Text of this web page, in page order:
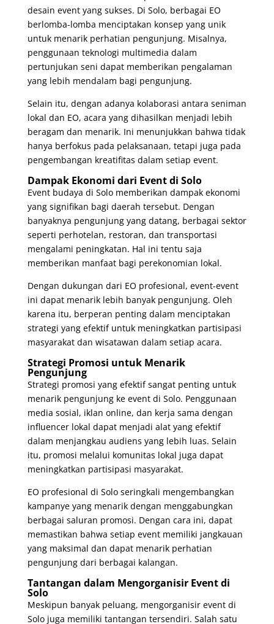
desain event yang sukses. Di Solo, berbagai EO
berlomba-lomba menciptakan konsep yang unik
untuk menarik perhatian pengunjung. Misalnya,
penggunaan teknologi multimedia dalam
pertunjukan seni dapat memberikan pengalaman
yang lebih mendalam bagi pengunjung.
Selain itu, dengan adanya kolaborasi antara seniman
lokal dan EO, acara yang dihasilkan menjadi lebih
beragam dan menarik. Ini menunjukkan bahwa tidak
hanya berfokus pada pelaksanaan, tetapi juga pada
pengembangan kreatifitas dalam setiap event.
Dampak Ekonomi dari Event di Solo
Event budaya di Solo memberikan dampak ekonomi
yang signifikan bagi daerah tersebut. Dengan
banyaknya pengunjung yang datang, berbagai sektor
seperti perhotelan, restoran, dan transportasi
mengalami peningkatan. Hal ini tentu saja
memberikan manfaat bagi perekonomian lokal.
Dengan dukungan dari EO profesional, event-event
ini dapat menarik lebih banyak pengunjung. Oleh
karena itu, berperan penting dalam menciptakan
strategi yang efektif untuk meningkatkan partisipasi
masyarakat dan wisatawan dalam setiap acara.
Strategi Promosi untuk Menarik
Pengunjung
Strategi promosi yang efektif sangat penting untuk
menarik pengunjung ke event di Solo. Penggunaan
media sosial, iklan online, dan kerja sama dengan
influencer lokal dapat menjadi alat yang efektif
dalam menjangkau audiens yang lebih luas. Selain
itu, promosi melalui komunitas lokal juga dapat
meningkatkan partisipasi masyarakat.
EO profesional di Solo seringkali mengembangkan
kampanye yang menarik dengan menggabungkan
berbagai saluran promosi. Dengan cara ini, dapat
memastikan bahwa setiap event memiliki jangkauan
yang maksimal dan dapat menarik perhatian
pengunjung dari berbagai kalangan.
Tantangan dalam Mengorganisir Event di
Solo
Meskipun banyak peluang, mengorganisir event di
Solo juga memiliki tantangan tersendiri. Salah satu